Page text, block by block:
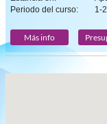
Periodo del curso:
1-
Más info